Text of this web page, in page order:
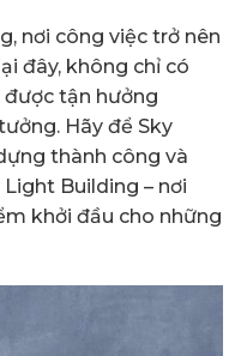
nơi công việc trở nên
đây, không chỉ có
được tận hưởng
Hãy để Sky
thành công và
Building – nơi
khởi đầu cho những